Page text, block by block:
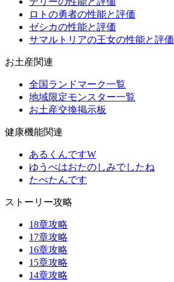
ロトの勇者の性能と評価
ゼシカの性能と評価
サマルトリアの王女の性能と評価
お土産関連
全国ランドマーク一覧
地域限定モンスター一覧
お土産交換掲示板
健康機能関連
あるくんですW
ゆうべはおたのしみでしたね
たべたんです
ストーリー攻略
18章攻略
17章攻略
16章攻略
15章攻略
14章攻略